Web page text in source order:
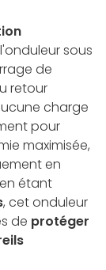
sous
de
retour
charge
pour
maximisée,
en
étant
, cet onduleur
de protéger